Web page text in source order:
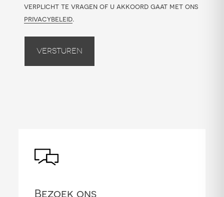
verplicht te vragen of u akkoord gaat met ons
privacybeleid.
Versturen
Bezoek ons